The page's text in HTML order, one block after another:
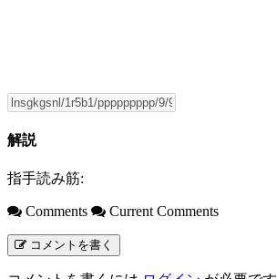
解説
指手読み筋:
Comments Current Comments
コメントを書く